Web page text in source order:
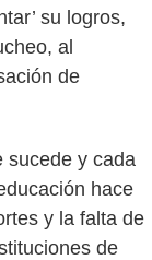
su logros,
al
de
sucede y cada
hace
y la falta de
de